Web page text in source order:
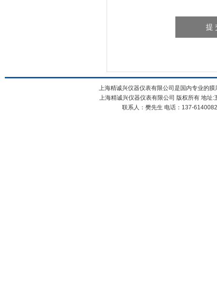
上海精诚兴仪器仪表有限公司是国内专业的
上海精诚兴仪器仪表有限公司 版权所有 地
联系人：樊先生 电话：137-